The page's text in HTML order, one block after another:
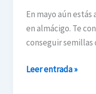
En mayo aún
en almácigo. Te
conseguir semillas
a
granel
Leer entrada »